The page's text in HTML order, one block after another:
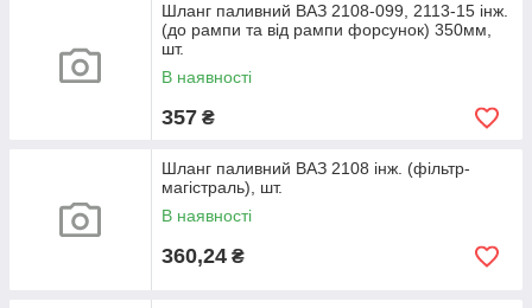
Шланг паливний ВАЗ 2108-099, 2113-15 інж.
(до рампи та від рампи форсунок) 350мм,
шт.
В наявності
357 ₴
Шланг паливний ВАЗ 2108 інж. (фільтр-
магістраль), шт.
В наявності
360,24 ₴